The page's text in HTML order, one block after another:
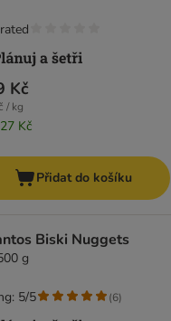
Kč
/ kg
Kč
Přidat do košíku
Biski Nuggets
g
5/5 (6)